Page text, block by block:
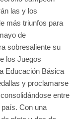
las y los
más triunfos para
de
sobresaliente su
los Juegos
Educación Básica
y proclamarse
entre
Con una